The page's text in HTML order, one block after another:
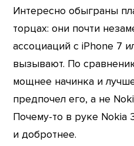
Интересно обыграны
торцах: они почти
ассоциаций с iPhone 7
вызывают. По
мощнее начинка и
предпочел его, а не
Почему-то в руке Nokia
и добротнее.